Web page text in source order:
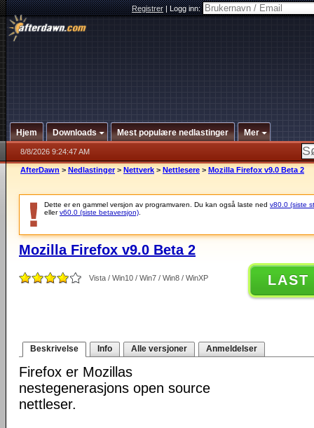
Registrer|Logg inn:
Hjem Downloads Mest populære nedlastinger Mer
8/8/2026 9:24:47 AM
AfterDawn > Nedlastinger > Nettverk > Nettlesere > Mozilla Firefox v9.0 Beta 2
Dette er en gammel versjon av programvaren. Du kan også laste ned v80.0 (siste
ellerv60.0 (siste betaversjon)
Mozilla Firefox v9.0 Beta 2
Vista / Win10 / Win7 / Win8 / WinXP LAST
Beskrivelse Info Alle versjoner Anmeldelser
Firefox er Mozillas
nestegenerasjons open source
nettleser.